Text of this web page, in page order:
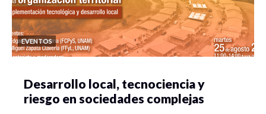
EVENTOS
Desarrollo local, tecnociencia y
riesgo en sociedades complejas